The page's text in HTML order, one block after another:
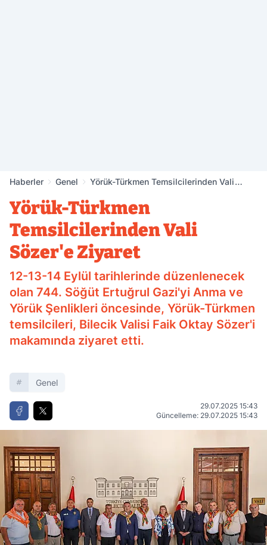
Haberler Genel
Yörük-Türkmen Temsilcilerinden Vali
Yörük-Türkmen
Temsilcilerinden Vali
Sözer'e Ziyaret
12-13-14 Eylül tarihlerinde düzenlenecek
olan 744. Söğüt Ertuğrul Gazi'yi Anma ve
Yörük Şenlikleri öncesinde, Yörük-Türkmen
temsilcileri, Bilecik Valisi Faik Oktay Sözer'i
makamında ziyaret etti.
Genel
29.07.2025 15:43
Güncelleme: 29.07.2025 15:43